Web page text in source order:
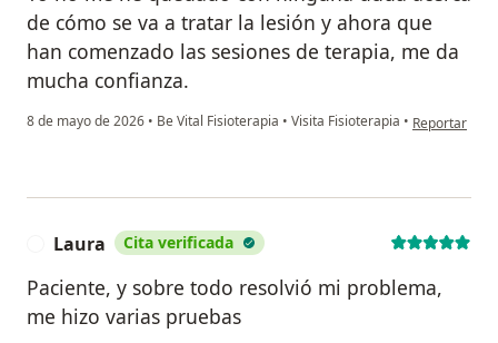
de cómo se va a tratar la lesión y ahora que
han comenzado las sesiones de terapia, me da
mucha confianza.
8 de mayo de 2026 • Be Vital Fisioterapia • Visita Fisioterapia • en opinión
Reportar
Laura Cita verificada
Paciente, y sobre todo resolvió mi problema,
me hizo varias pruebas